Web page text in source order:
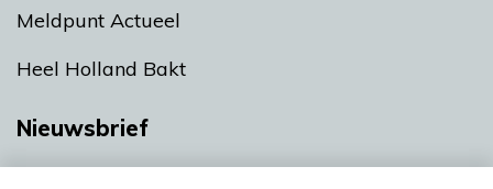
Meldpunt Actueel
Heel Holland Bakt
Nieuwsbrief